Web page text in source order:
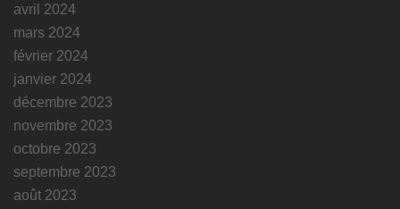
avril 2024
mars 2024
février 2024
janvier 2024
décembre 2023
novembre 2023
octobre 2023
septembre 2023
août 2023